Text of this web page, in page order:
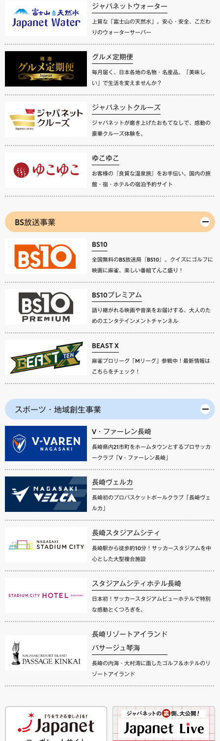
ジャパネットウォーター
上質な「富士山の天然水」。安心・安全、こだわ
りのウォーターサーバー
グルメ定期便
毎月届く、日本各地の名物・名産品。「美味し
い」で生活を変えませんか？
ジャパネットクルーズ
ジャパネットが磨き上げたおもてなしで、感動の
豪華クルーズ体験を。
ゆこゆこ
お客様の『良質な温泉旅』をお手伝い。国内の旅
館・宿・ホテルの宿泊予約サイト
BS放送事業
BS10
全国無料のBS放送局『BS10』。クイズにゴルフに
映画に麻雀、楽しい番組てんこ盛り！
BS10プレミアム
語り継がれる映画や音楽をお届けする、大人のた
めのエンタテインメントチャンネル
BEAST X
麻雀プロリーグ「Mリーグ」参戦中！最新情報は
こちらをチェック！
スポーツ・地域創生事業
V・ファーレン長崎
長崎県内21市町をホームタウンとするプロサッカ
ークラブ「V・ファーレン長崎」
長崎ヴェルカ
長崎初のプロバスケットボールクラブ「長崎ヴェ
ルカ」
長崎スタジアムシティ
長崎駅から徒歩約10分！サッカースタジアムを中
心とした大型複合施設
スタジアムシティホテル長崎
日本初！サッカースタジアムビューホテルで特別
な感動とくつろぎを。
長崎リゾートアイランド
パサージュ琴海
長崎の内海・大村湾に面したゴルフ＆ホテルのリ
ゾートアイランド